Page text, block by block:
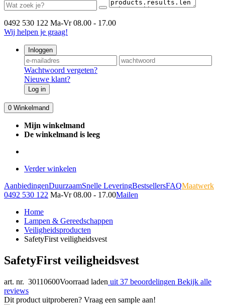
0492 530 122 Ma-Vr 08.00 - 17.00
Wij helpen je graag!
Inloggen
Wachtwoord vergeten?
Nieuwe klant?
Log in
0 Winkelmand
Mijn winkelmand
De winkelmand is leeg
Verder winkelen
AanbiedingenDuurzaamSnelle LeveringBestsellersFAQMaatwerk
0492 530 122 Ma-Vr 08.00 - 17.00Mailen
Home
Lampen & Gereedschappen
Veiligheidsproducten
SafetyFirst veiligheidsvest
SafetyFirst veiligheidsvest
art. nr. 30110600Voorraad laden uit 37 beoordelingen Bekijk alle
reviews
Dit product uitproberen? Vraag een sample aan!